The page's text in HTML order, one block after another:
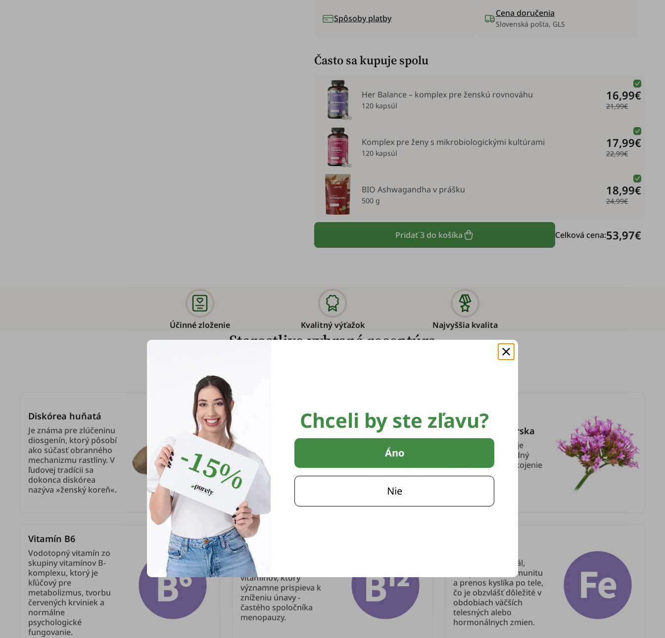
Spôsoby platby Cena doručenia
Slovenská pošta, GLS
Často sa kupuje spolu
Her Balance – komplex pre ženskú rovnováhu
120 kapsúl
16,99€
21,99€
Komplex pre ženy s mikrobiologickými kultúrami
120 kapsúl
17,99€
22,99€
BIO Ashwagandha v prášku
500 g
18,99€
24,99€
Pridať 3 do košíka Celková cena:53,97€
Účinné zloženie Kvalitný výťažok Najvyššia kvalita
Starostlivo vybraná receptúra
Diskórea huňatá
Je známa pre zlúčeninu
diosgenín, ktorý pôsobí
ako súčasť obranného
mechanizmu rastliny. V
ľudovej tradícii sa
dokonca diskórea
nazýva »ženský koreň«.
Ďatelina purpurová
Obsahuje prirodzené
fitoestrogény nazývané
izoflavóny, ktoré sú
rastlinné zlúčeniny so
štruktúrou podobnou
ženskému hormónu
estrogénu.
Valeriána lekárska
V ľudovej tradícii je
známa ako prírodný
spojenec na upokojenie
tela a mysle.
Vitamín B6
Vodotopný vitamín zo
skupiny vitamínov B-
komplexu, ktorý je
kľúčový pre
metabolizmus, tvorbu
červených krviniek a
normálne
psychologické
fungovanie.
Vitamín B12
Jeden z komplexných
vitamínov, ktorý
významne prispieva k
zníženiu únavy -
častého spoločníka
menopauzy.
Esenciálny minerál,
ktorý sa stará o imunitu
a prenos kyslíka po tele,
čo je obzvlášť dôležité v
obdobiach väčších
telesných alebo
hormonálnych zmien.
Chceli by ste zľavu?
Áno
Nie